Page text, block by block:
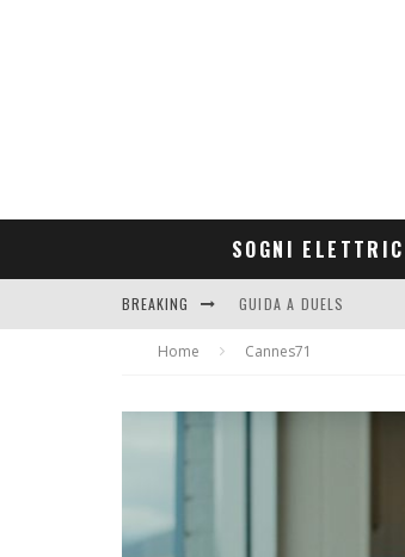
SOGNI
BREAKING GUIDA A DUELS
CONTRIBUTORS
Home Cannes71